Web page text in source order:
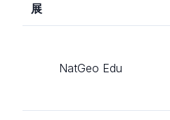
展
NatGeo Edu